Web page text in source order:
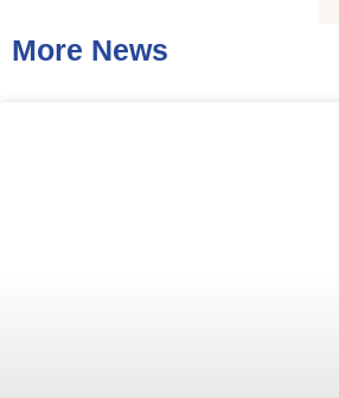
More News